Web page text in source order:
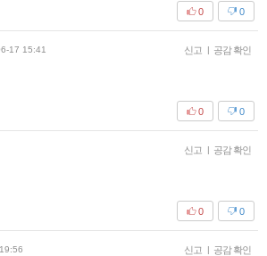
0
0
17 15:41 신고 | 공감 확인
0
0
신고 | 공감 확인
0
0
신고 | 공감 확인